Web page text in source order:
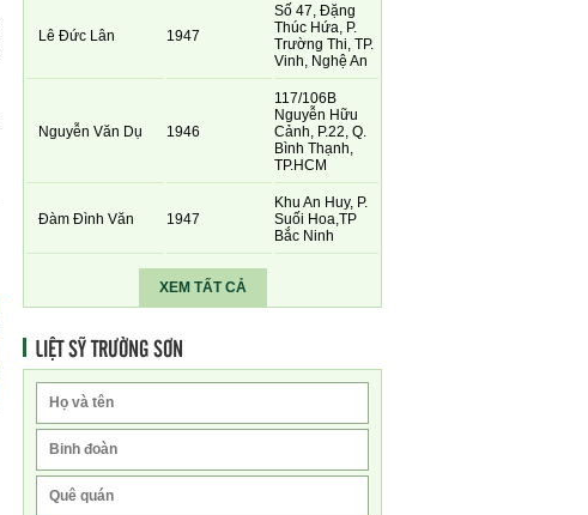
Lê Đức Lân 1947
Số 47, Đặng
Thúc Hứa, P.
Trường Thi, TP.
Vinh, Nghệ An
Nguyễn Văn Dụ 1946
117/106B
Nguyễn Hữu
Cảnh, P.22, Q.
Bình Thạnh,
TP.HCM
Đàm Đình Văn 1947
Khu An Huy, P.
Suối Hoa,TP
Bắc Ninh
XEM TẤT CẢ
LIỆT SỸ TRƯỜNG SƠN